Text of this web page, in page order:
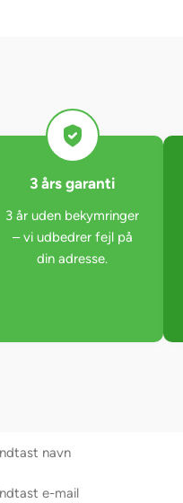
3 års garanti
3 år uden bekymringer
– vi udbedrer fejl på
din adresse.